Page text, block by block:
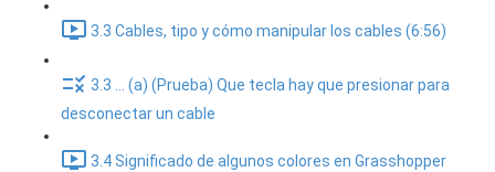
3.3 Cables, tipo y cómo manipular los cables (6:56)
3.3 ... (a) (Prueba) Que tecla hay que presionar para
desconectar un cable
3.4 Significado de algunos colores en Grasshopper